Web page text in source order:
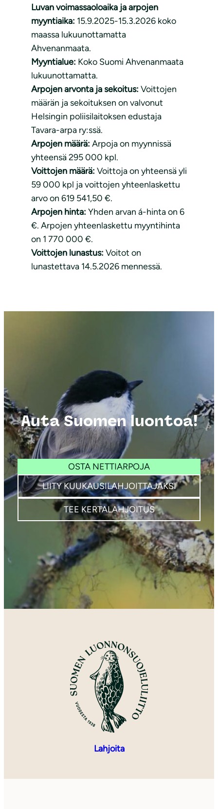
Luvan voimassaoloaika ja arpojen
myyntiaika: 15.9.2025-15.3.2026 koko
maassa lukuunottamatta
Ahvenanmaata.
Myyntialue: Koko Suomi Ahvenanmaata
lukuunottamatta.
Arpojen arvonta ja sekoitus: Voittojen
määrän ja sekoituksen on valvonut
Helsingin poliisilaitoksen edustaja
Tavara-arpa ry:ssä.
Arpojen määrä: Arpoja on myynnissä
yhteensä 295 000 kpl.
Voittojen määrä: Voittoja on yhteensä yli
59 000 kpl ja voittojen yhteenlaskettu
arvo on 619 541,50 €.
Arpojen hinta: Yhden arvan á-hinta on 6
€. Arpojen yhteenlaskettu myyntihinta
on 1 770 000 €.
Voittojen lunastus: Voitot on
lunastettava 14.5.2026 mennessä.
Auta Suomen luontoa!
OSTA NETTIARPOJA
LIITY KUUKAUSILAHJOITTAJAKSI
TEE KERTALAHJOITUS
Lahjoita